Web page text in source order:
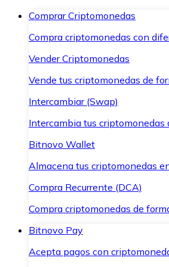
Comprar Criptomonedas
Compra criptomonedas con
Vender Criptomonedas
Vende tus criptomonedas de
Intercambiar (Swap)
Intercambia tus criptomonedas
Bitnovo Wallet
Almacena tus criptomonedas
Compra Recurrente (DCA)
Compra criptomonedas de
Bitnovo Pay
Acepta pagos con